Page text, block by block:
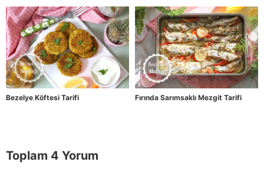
Bezelye Köftesi Tarifi Fırında Sarımsaklı Mezgit Tarifi
Toplam 4 Yorum